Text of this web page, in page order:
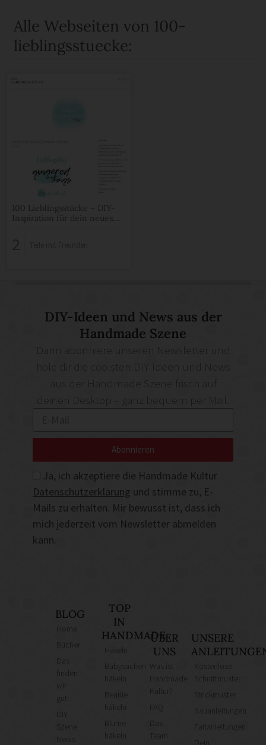
Alle Webseiten von 100-
lieblingsstuecke:
100 Lieblingsstücke – DIY-
Inspiration für dein neues
DIY-Ideen und News aus der
Handmade Szene
deinen Desktop – ganz bequem per Mail.
Ja, ich akzeptiere die Handmade Kultur
Datenschutzerklärung und stimme zu, E-
Mails zu erhalten. Mir bewusst ist, dass ich
mich jederzeit vom Newsletter abmelden
kann.
Abonnieren
BLOG
finden
gut!
News
TOP
IN
HANDMADE
häkeln
häkeln
ÜBER
UNS
Was ist
Kultur?
Team
UNSERE
Kostenlose
Schnittmuster
Strickmuster
Bauanleitungen
Faltanleitungen